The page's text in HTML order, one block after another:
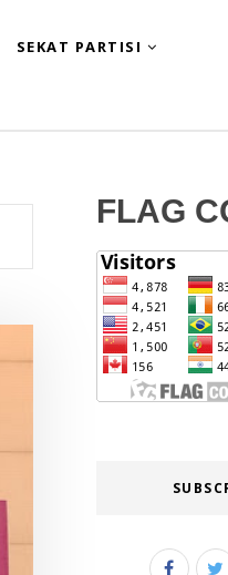
SEKAT PARTISI
FLAG